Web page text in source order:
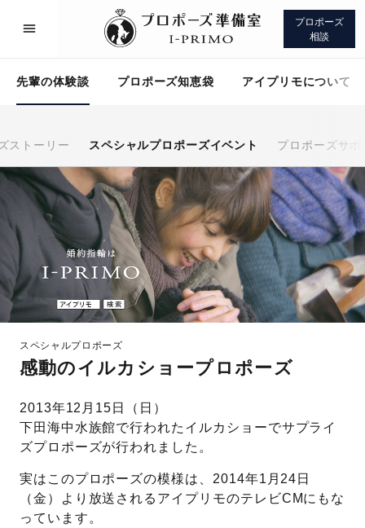
プロポーズ
相談
先輩の体験談 プロポーズ知恵袋 アイプリモについて
ストーリー スペシャルプロポーズイベント プロポーズサポ
スペシャルプロポーズ
感動のイルカショープロポーズ
2013年12月15日（日）
下田海中水族館で行われたイルカショーでサプライ
ズプロポーズが行われました。
実はこのプロポーズの模様は、2014年1月24日
（金）より放送されるアイプリモのテレビCMにもな
っています。
プロポーズサポート 先輩の体験談
プロポーズ知恵袋 アイプリモについて
プロポーズサポート
プロポーズサポートの流れ
スペシャルプロポーズイベント
プロポーズアイテム
先輩の体験談
プロポーズ知恵袋
アイプリモについて